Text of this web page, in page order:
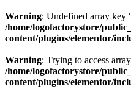
Warning: Undefined array key
/home/logofactorystore/
content/plugins/elementor/
Warning: Trying to access
/home/logofactorystore/
content/plugins/elementor/